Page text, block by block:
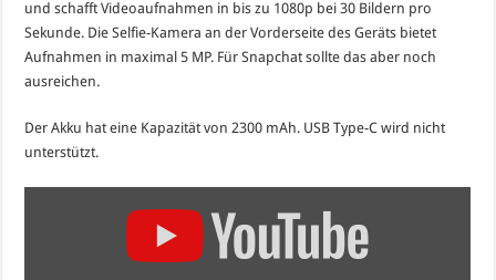
und schafft Videoaufnahmen in bis zu 1080p bei 30 Bildern pro
Sekunde. Die Selfie-Kamera an der Vorderseite des Geräts bietet
Aufnahmen in maximal 5 MP. Für Snapchat sollte das aber noch
ausreichen.
Der Akku hat eine Kapazität von 2300 mAh. USB Type-C wird nicht
unterstützt.